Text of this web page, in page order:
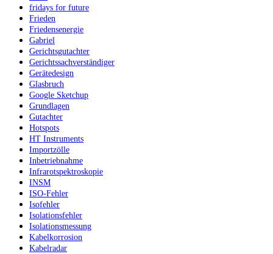
fridays for future
Frieden
Friedensenergie
Gabriel
Gerichtsgutachter
Gerichtssachverständiger
Gerätedesign
Glasbruch
Google Sketchup
Grundlagen
Gutachter
Hotspots
HT Instruments
Importzölle
Inbetriebnahme
Infrarotspektroskopie
INSM
ISO-Fehler
Isofehler
Isolationsfehler
Isolationsmessung
Kabelkorrosion
Kabelradar